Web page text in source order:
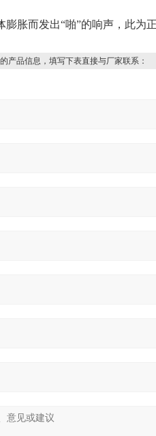
胀而发出“啪”的响声，此为正
产品信息，填写下表直接与厂家联系：